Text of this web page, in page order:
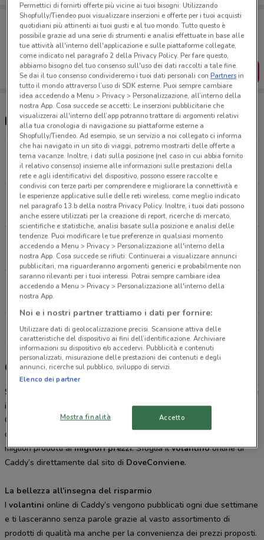
Porta DoveConviene sempre con te!
Puoi trovare le migliori offerte dei negozi vicino a te,
salvarle e creare la tua lista del risparmio, comodamente
dal tuo cellulare.
SCARICA L’APP
Negozi Caddy's nelle vicinanze
Via Pietro Maffi 80/C Roma
3.2 km
Via dei Serpenti 155 Roma
5.1 km
CHIUSO
Piazza Testaccio 32 Roma
6.2 km
CHIUSO
Via dei Castani, 135-137 Roma
10.8 km
Tutti i negozi Caddy's
Caddy's, offerte e negozi
Se stai cercando un’idea per un regalo o
dove conviene comprare
il tuo nuovo profumo Caddy’s è la risposta alla tua domanda.
Catena di negozi specializzata nella vendita di prodotti per l’igiene
della persona e la cura della casa, da Caddy’s troverai sempre i
migliori prodotti aimigliori prezzi. Sfoglia ilvolantinoonline di
Caddy’s direttamente dal sito di DoveConviene.
La bellezza all’insegna del risparmio
I volantini online di Caddy’s vengono pubblicati ogni due settimane
e ti lasceranno senza parole grazie al vasto assortimento di
prodotti di qualità ma anche per la convenienza dei prezzi proposti.
Permettici di fornirti offerte più vicine ai tuoi bisogni: Utilizzando
Shopfully/Tiendeo puoi visualizzare inserzioni e offerte per i tuoi acquisti
quotidiani più attinenti ai tuoi gusti e al tuo mondo. Tutto questo è
possibile grazie ad una serie di strumenti e analisi effettuate in base alle
tue attività all'interno dell'applicazione e sulle piattaforme collegate,
come indicato nel paragrafo 2 della Privacy Policy. Per fare questo,
abbiamo bisogno del tuo consenso sull'uso dei dati raccolti a tale fine.
Se dai il tuo consenso condivideremo i tuoi dati personali conPartnersin
tutto il mondo attraverso l’uso di SDK esterne. Puoi sempre cambiare
idea accedendo a Menu > Privacy > Personalizzazione, all’interno della
nostra App. Cosa succede se accetti: Le inserzioni pubblicitarie che
visualizzerai all'interno dell’app potranno trattare di argomenti relativi
alla tua cronologia di navigazione su piattaforme esterne a
Shopfully/Tiendeo. Ad esempio, se un servizio a noi collegato ci informa
che hai navigato in un sito di viaggi, potremo mostrarti delle offerte a
tema vacanze. Inoltre, i dati sulla posizione (nel caso in cui abbia fornito
il relativo consenso) insieme alle informazioni sulle prestazioni della
rete e agli identificativi del dispositivo, possono essere raccolte e
condivisi con terze parti per comprendere e migliorare la connettività e
le esperienze applicative sulle delle reti wireless, come meglio indicato
nel paragrafo 13.b della nostra Privacy Policy. Inoltre, i tuoi dati possono
anche essere utilizzati per la creazione di report, ricerche di mercato,
scientifiche e statistiche, analisi basate sulla posizione e analisi delle
tendenze. Puoi modificare le tue preferenze in qualsiasi momento
accedendo a Menu > Privacy > Personalizzazione all'interno della
nostra App. Cosa succede se rifiuti: Continuerai a visualizzare annunci
pubblicitari, ma riguarderanno argomenti generici e probabilmente non
saranno rilevanti per i tuoi interessi. Potrai sempre cambiare idea
accedendo a Menu > Privacy > Personalizzazione all'interno della
nostra App.
Noi e i nostri partner trattiamo i dati per fornire:
Utilizzare dati di geolocalizzazione precisi. Scansione attiva delle
caratteristiche del dispositivo ai fini dell’identificazione. Archiviare
informazioni su dispositivo e/o accedervi. Pubblicità e contenuti
personalizzati, misurazione delle prestazioni dei contenuti e degli
annunci, ricerche sul pubblico, sviluppo di servizi.
Elenco dei partner
Mostra finalità Accetto